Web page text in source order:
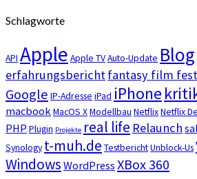
Schlagworte
API Apple Apple TVAuto-Update Blog
erfahrungsberichtfantasy film fest
Google IP-Adresse iPad iPhone
macbookMacOS XModellbau NetflixNetflix
PHP Plugin Projekte real life Relaunch
Synology t-muh.de TestberichtUnblock-Us
Windows WordPress XBox 360